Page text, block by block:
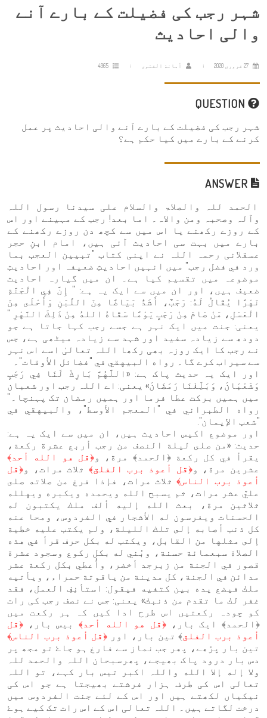
شہر رجب کی فضیلت کے بارے آنے
والی احادیث
أمانة الفتوى
شہر رجب کی فضیلت کے بارے آنے والی احادیث پر عمل
کرنے کے بارے میں کیا حکم ہے؟
الحمد للہ والصلاۃ والسلام علی سیدنا رسول اللہ
وآلہ وصحبہ ومن والاہ۔ اما بعد! رجب کے مہینے اور اس
کے روزے رکھنے یا اس میں سے کچھ دن روزے رکھنے کے
بارے میں بہت سی احادیث آئی ہیں، امام ابنِ حجر
عسقلانی رحمہ اللہ نے اپنی کتاب "تبيين العجب بما
ورد في فضل رجب" میں انہیں احادیثِ ضعیفہ اور احادیثِ
موضوعہ میں تقسیم کیا ہے۔ ان میں گیارہ احادیث
ضعیف ہیں، اور ان میں سے ایک یہ ہے: '' إِنَّ فِي الْجَنَّةِ
نَهْرًا يُقَالُ لَهُ: رَجَبٌ، أَشَدُّ بَيَاضًا مِنَ اللَّبَنِ وَأَحْلَى مِنَ
الْعَسَلِ، مَنْ صَامَ مِنْ رَجَبٍ يَوْمًا سَقَاهُ اللهُ مِنْ ذَلِكَ النَّهْرِ ''
یعنی: جنت میں ایک نہر ہے جسے رجب کہا جاتا ہے جو
دودھ سے زیادہ سفید اور شہد سے زیادہ میٹھی ہے، جس
نے رجب کا ایک روزہ بھی رکھا اللہ تعالیٰ اسے اس نہر
سے سیراب کرے گا۔ رواه البيهقي في "فضائل الأوقات"۔
اور ایک یہ حدیث پاک ہے: «اللَّهُمَّ بَارِكْ لَنَا فِي رَجَبٍ
وَشَعْبَانَ، وَبَلِّغْنَا رَمَضَانَ» یعنی: اے اللہ رجب اور شعبان
میں ہمیں برکت عطا فرما اور ہمیں رمضان تک پہنچا۔''
رواه الطبراني في "المعجم الأوسط"، والبيهقي في
"شعب الإيمان".
اور موضوع اکیس احادیث ہیں، ان میں سے ایک یہ ہے:
حديث: «من صلى ليلة النصف من رجب أربع عشرة ركعة،
يقرأ في كل ركعة ﴿الحمد﴾ مرة، و﴿قل هو الله أحد﴾
عشرين مرة، و﴿قل أعوذ برب الفلق﴾ ثلاث مرات، و﴿قل
أعوذ برب الناس﴾ثلاث مرات، فإذا فرغ من صلاته صلى
عليَّ عشر مرات، ثم يسبح الله ويحمده ويكبره ويهلله
ثلاثين مرة، بعث الله إليه ألف ملك يكتبون له
الحسنات ويغرسون له الأشجار في الفردوس، ومحا عنه
كل ذنب أصابه إلى تلك الليلة، ولم يكتب عليه خطية
إلى مثلها من القابل، ويكتب له بكل حرف قرأ في هذه
الصلاة سبعمائة حسنة، وبُني له بكل ركوع وسجود عشرة
قصور في الجنة من زبرجد أخضر، وأُعطي بكل ركعة عشر
مدائن في الجنة، كل مدينة من ياقوتة حمراء، ويأتيه
ملك فيضع يده بين كتفيه فيقول: استأنِفِ العمل، فقد
غفر لك ما تقدم من ذنبك» یعنی: جس نے نصف رجب کی رات
کو چودہ رکعتیں اس طرح ادا کیں کہ ہر رکعت میں
﴿الحمد﴾ ایک بار، ﴿قل هو الله أحد﴾ بیس بار، ﴿قل
أعوذ برب الفلق﴾ تین بار، اور ﴿قل أعوذ برب الناس﴾
تین بار پڑھے، پھر جب نماز سے فارغ ہو جاۓ تو مجھ پر
دس بار درود پاک بھیجے، پھرسبحان اللہ والحمد للہ
ولا إله إلا الله واللہ اکبر تیس بار کہے، تو اللہ
تعالی اس کی طرف ہزار فرشتے بھیجتا ہے جو اس کی
نیکیاں لکھتے ہیں اور اس کے لئے جنت الفردوس میں
درخت لگاتے ہیں۔ اللہ تعالی اس کے اس رات تک کیے ہوۓ